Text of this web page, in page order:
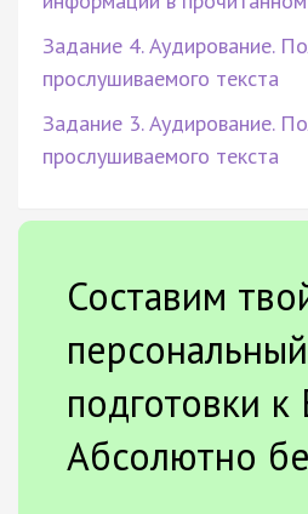
Задание 4. Аудирование.
прослушиваемого текста
Задание 3. Аудирование.
прослушиваемого текста
Составим
подготовки к
Абсолютно